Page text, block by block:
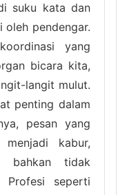
suku kata dan
pendengar.
yang
bicara kita,
langit mulut.
penting dalam
pesan yang
kabur,
bahkan tidak
Profesi seperti